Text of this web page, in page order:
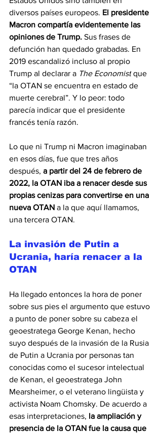
diversos países europeos. El presidente
Macron compartía evidentemente las
opiniones de Trump. Sus frases de
defunción han quedado grabadas. En
2019 escandalizó incluso al propio
Trump al declarar a The Economist que
“la OTAN se encuentra en estado de
muerte cerebral”. Y lo peor: todo
parecía indicar que el presidente
francés tenía razón.
Lo que ni Trump ni Macron imaginaban
en esos días, fue que tres años
después, a partir del 24 de febrero de
2022, la OTAN iba a renacer desde sus
propias cenizas para convertirse en una
nueva OTAN a la que aquí llamamos,
una tercera OTAN.
La invasión de Putin a
Ucrania, haría renacer a la
OTAN
Ha llegado entonces la hora de poner
sobre sus pies el argumento que estuvo
a punto de poner sobre su cabeza el
geoestratega George Kenan, hecho
suyo después de la invasión de la Rusia
de Putin a Ucrania por personas tan
conocidas como el sucesor intelectual
de Kenan, el geoestratega John
Mearsheimer, o el veterano lingüista y
activista Noam Chomsky. De acuerdo a
esas interpretaciones, la ampliación y
presencia de la OTAN fue la causa que